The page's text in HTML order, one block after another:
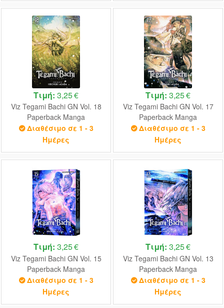
Τιμή: 3,25 €
Viz Tegami Bachi GN Vol. 18
Paperback Manga
Διαθέσιμο σε 1 - 3
Ημέρες
Τιμή: 3,25 €
Viz Tegami Bachi GN Vol. 17
Paperback Manga
Διαθέσιμο σε 1 - 3
Ημέρες
Τιμή: 3,25 €
Viz Tegami Bachi GN Vol. 15
Paperback Manga
Διαθέσιμο σε 1 - 3
Ημέρες
Τιμή: 3,25 €
Viz Tegami Bachi GN Vol. 13
Paperback Manga
Διαθέσιμο σε 1 - 3
Ημέρες